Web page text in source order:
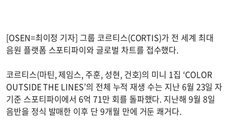
[OSEN=최이정 기자] 그룹 코르티스(CORTIS)가 전 세계 최대
음원 플랫폼 스포티파이와 글로벌 차트를 접수했다.
코르티스(마틴, 제임스, 주훈, 성현, 건호)의 미니 1집 ‘COLOR
OUTSIDE THE LINES’의 전체 누적 재생 수는 지난 6월 23일 자
기준 스포티파이에서 6억 71만 회를 돌파했다. 지난해 9월 8일
음반을 정식 발매한 이후 단 9개월 만에 거둔 쾌거다.